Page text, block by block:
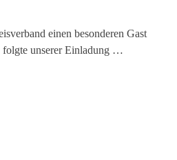
einen besonderen Gast
folgte unserer Einladung …